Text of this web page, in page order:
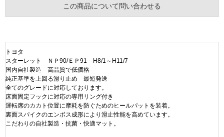
この商品について問い合わせる
トヨタ
スターレット ＮＰ90/ＥＰ91 H8/1～H11/7
国内自社製造 高品質で低価格
純正基準を上回る滑り止め 最短発送
全てのグレードに対応しております。
床面固定フックに対応の専用リング付き
運転席のカカト位置に摩耗を防ぐためのヒールパットを装着。
裏面スパイクのエンボス成形により滑止性能を高めています。
こだわりの自社製造・抗菌・快適マット。